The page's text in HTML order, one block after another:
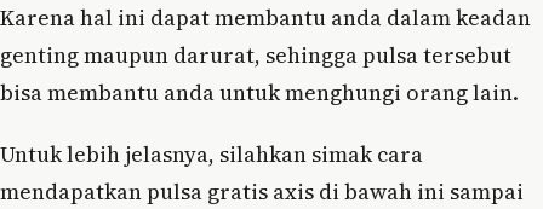
Karena hal ini dapat membantu anda dalam keadan
genting maupun darurat, sehingga pulsa tersebut
bisa membantu anda untuk menghungi orang lain.
Untuk lebih jelasnya, silahkan simak cara
mendapatkan pulsa gratis axis di bawah ini sampai